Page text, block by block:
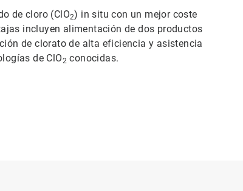
de cloro (ClO2) in situ con un mejor coste
incluyen alimentación de dos productos
de clorato de alta eficiencia y asistencia
de ClO2 conocidas.